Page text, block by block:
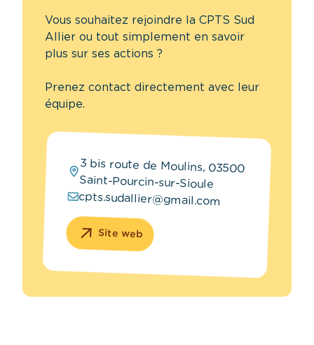
Vous souhaitez rejoindre la CPTS Sud
Allier ou tout simplement en savoir
plus sur ses actions ?
Prenez contact directement avec leur
équipe.
3 bis route de Moulins, 03500
Saint-Pourcin-sur-Sioule
cpts.sudallier@gmail.com
Site web